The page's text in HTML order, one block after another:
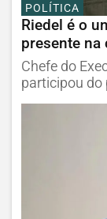
POLÍTICA
Riedel é o
presente na
Chefe do
participou do